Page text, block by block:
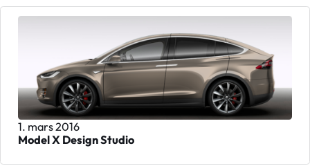
1. mars 2016
Model X Design Studio